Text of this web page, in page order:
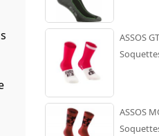
ASSOS
ASSOS